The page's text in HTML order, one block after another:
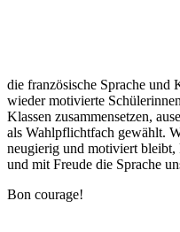
die französische Sprache und
wieder motivierte
Klassen zusammensetzen,
als Wahlpflichtfach gewählt.
neugierig und motiviert bleibt,
und mit Freude die Sprache
Bon courage!